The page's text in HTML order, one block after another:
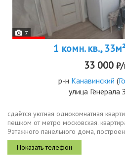
7
1 комн. кв.,
33 000
р-н Канавинский (
улица Генерала
сдаётся уютная однокомнатная
пешком от метро московская.
9этажного панельного дома,
площадь квартиры составляет 33.5
кухня 8...